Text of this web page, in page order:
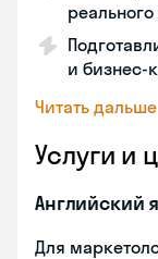
и бизнес-
Читать дальше
Услуги и
Английский
Для